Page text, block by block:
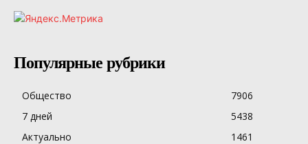
Популярные рубрики
Общество
7906
7 дней
5438
Актуально
1461